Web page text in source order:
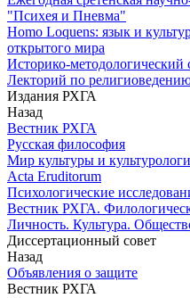
"Психея и Пневма"
Homo Loquens: язык и
открытого мира
Историко-
Лекторий по
Издания РХГА
Назад
Вестник РХГА
Русская философия
Мир культуры и
Acta Eruditorum
Психологические
Вестник РХГА.
Личность. Культура.
Диссертационный совет
Назад
Объявления о защите
Вестник РХГА